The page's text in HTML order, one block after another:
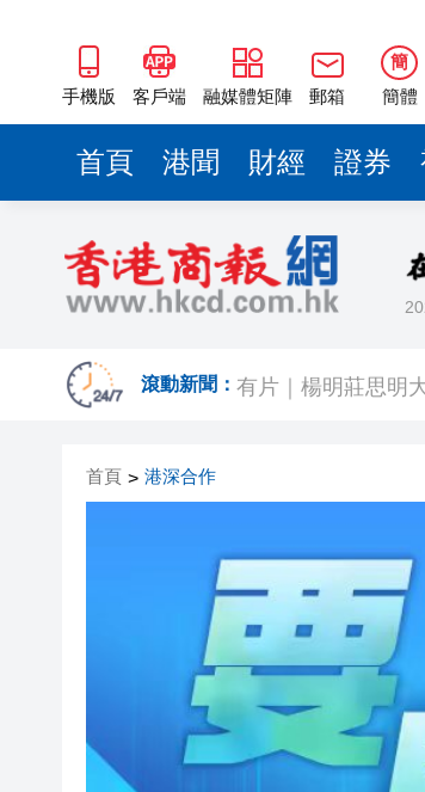
手機版 客戶端 融媒體矩陣 郵箱
簡
簡體
首頁 港聞 財經 證券
滾動新聞： 有片｜楊明莊思明
入境處反非法勞工
社署籲市民提防偽
李家超：鼓勵保險
首頁 > 港深合作